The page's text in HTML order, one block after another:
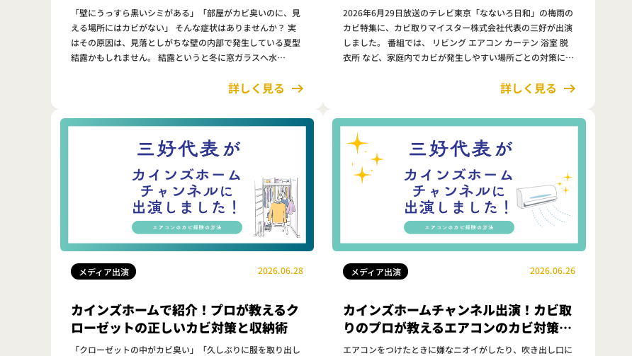
「壁にうっすら黒いシミがある」「部屋がカビ臭いのに、見
える場所にはカビがない」 そんな症状はありませんか？ 実
はその原因は、見落としがちな壁の内部で発生している夏型
結露かもしれません。 結露というと冬に窓ガラスへ水…
詳しく見る
2026年6月29日放送のテレビ東京「なないろ日和」の梅雨の
カビ特集に、カビ取りマイスター株式会社代表の三好が出演
しました。 番組では、 リビング エアコン カーテン 浴室 脱
衣所 など、家庭内でカビが発生しやすい場所ごとの対策につ
詳しく見る
メディア出演 2026.06.28
カインズホームで紹介！プロが教えるク
ローゼットの正しいカビ対策と収納術
「クローゼットの中がカビ臭い」「久しぶりに服を取り出し
メディア出演 2026.06.26
カインズホームチャンネル出演！カビ取
りのプロが教えるエアコンのカビ対策と
正しい掃除方法
エアコンをつけたときに嫌なニオイがしたり、吹き出し口に